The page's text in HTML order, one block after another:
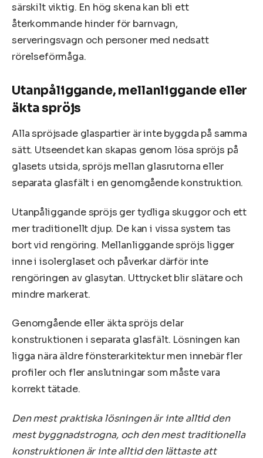
särskilt viktig. En hög skena kan bli ett
återkommande hinder för barnvagn,
serveringsvagn och personer med nedsatt
rörelseförmåga.
Utanpåliggande, mellanliggande eller
äkta spröjs
Alla spröjsade glaspartier är inte byggda på samma
sätt. Utseendet kan skapas genom lösa spröjs på
glasets utsida, spröjs mellan glasrutorna eller
separata glasfält i en genomgående konstruktion.
Utanpåliggande spröjs ger tydliga skuggor och ett
mer traditionellt djup. De kan i vissa system tas
bort vid rengöring. Mellanliggande spröjs ligger
inne i isolerglaset och påverkar därför inte
rengöringen av glasytan. Uttrycket blir slätare och
mindre markerat.
Genomgående eller äkta spröjs delar
konstruktionen i separata glasfält. Lösningen kan
ligga nära äldre fönsterarkitektur men innebär fler
profiler och fler anslutningar som måste vara
korrekt tätade.
Den mest praktiska lösningen är inte alltid den
mest byggnadstrogna, och den mest traditionella
konstruktionen är inte alltid den lättaste att